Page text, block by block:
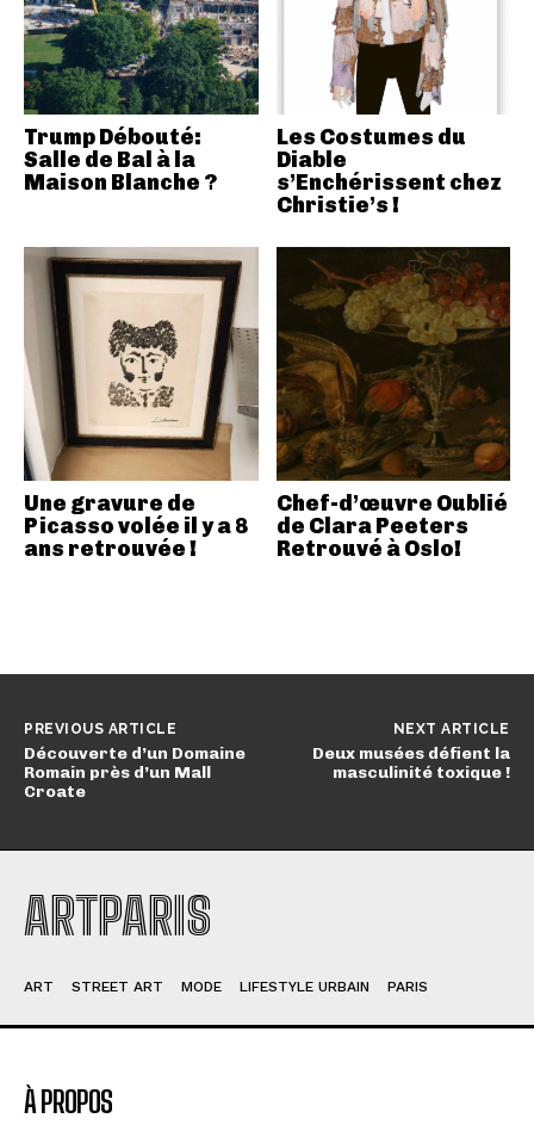
Trump Débouté:
Salle de Bal à la
Maison Blanche ?
Les Costumes du
Diable
s’Enchérissent chez
Christie’s !
Une gravure de
Picasso volée il y a 8
ans retrouvée !
Chef-d’œuvre Oublié
de Clara Peeters
Retrouvé à Oslo!
PREVIOUS ARTICLE
Découverte d’un Domaine
Romain près d’un Mall
Croate
NEXT ARTICLE
Deux musées défient la
masculinité toxique !
ARTPARIS
ART STREET ART MODE LIFESTYLE URBAIN PARIS
À PROPOS